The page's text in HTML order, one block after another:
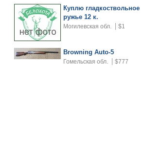
Куплю гладкоствольное
ружье 12 к.
Могилевская обл. $1
Browning Auto-5
Гомельская обл. $777